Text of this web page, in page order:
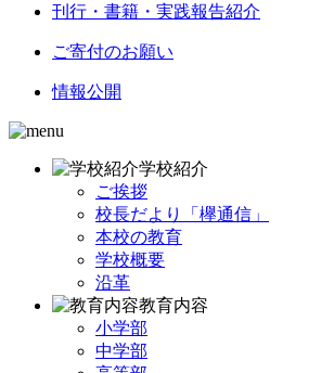
刊行・書籍・実践報告紹介
ご寄付のお願い
情報公開
学校紹介
ご挨拶
校長だより「欅通信」
本校の教育
学校概要
沿革
教育内容
小学部
中学部